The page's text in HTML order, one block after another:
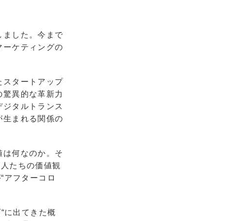
ました。今まで
ーケティングの
スタートアップ
異的な革新力
タルトランス
生まれる関係の
何なのか。そ
たちの価値観
アフターコロ
に出てきた概